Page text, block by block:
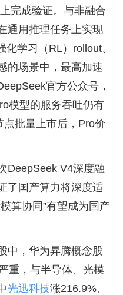
完成验证。与非融合
通用推理任务上实现
学习（RL）rollout、
的场景中，最高加速
官方公众号，
模型的服务吞吐仍有
点批量上市后，Pro价
DeepSeek V4深度融
了国产算力将深度适
算协同”有望成为国产
中，华为昇腾概念股
重，与半导体、光模
光迅科技涨216.9%、